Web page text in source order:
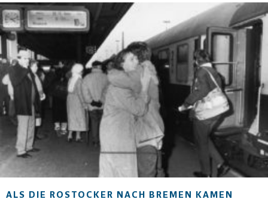
ALS DIE ROSTOCKER NACH BREMEN KAMEN